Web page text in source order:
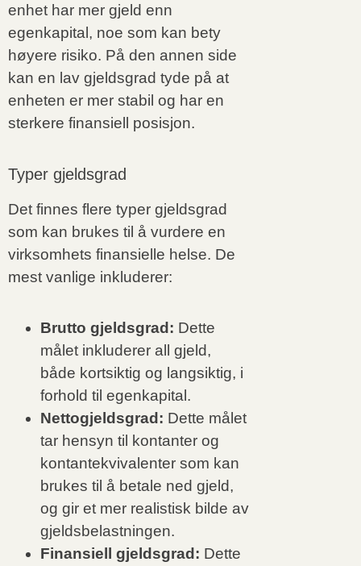
enhet har mer gjeld enn
egenkapital, noe som kan bety
høyere risiko. På den annen side
kan en lav gjeldsgrad tyde på at
enheten er mer stabil og har en
sterkere finansiell posisjon.
Typer gjeldsgrad
Det finnes flere typer gjeldsgrad
som kan brukes til å vurdere en
virksomhets finansielle helse. De
mest vanlige inkluderer:
Brutto gjeldsgrad: Dette
målet inkluderer all gjeld,
både kortsiktig og langsiktig, i
forhold til egenkapital.
Nettogjeldsgrad: Dette målet
tar hensyn til kontanter og
kontantekvivalenter som kan
brukes til å betale ned gjeld,
og gir et mer realistisk bilde av
gjeldsbelastningen.
Finansiell gjeldsgrad: Dette